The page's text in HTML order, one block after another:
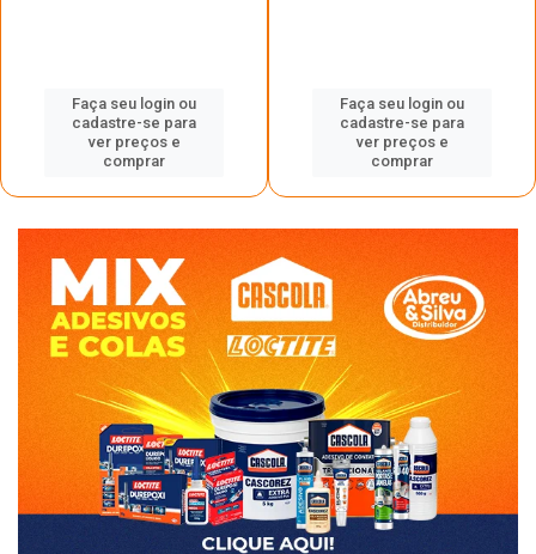
Faça seu login ou
cadastre-se para
ver preços e
comprar
Faça seu login ou
cadastre-se para
ver preços e
comprar